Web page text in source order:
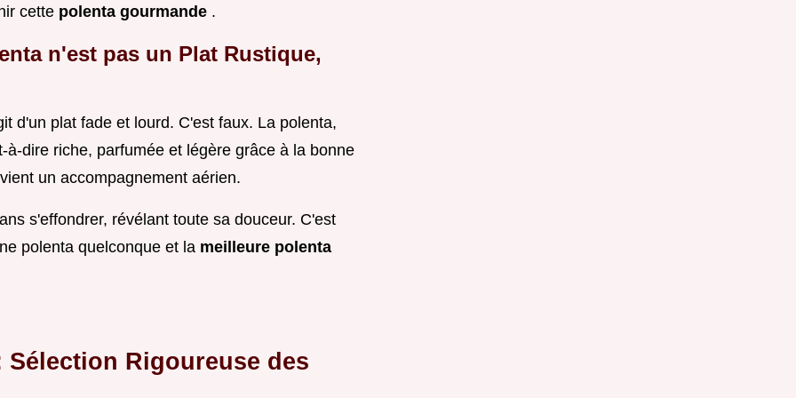
cette polenta gourmande .
n'est pas un Plat Rustique,
d'un plat fade et lourd. C'est faux. La polenta,
à-dire riche, parfumée et légère grâce à la bonne
un accompagnement aérien.
s'effondrer, révélant toute sa douceur. C'est
polenta quelconque et la meilleure polenta
Rigoureuse des